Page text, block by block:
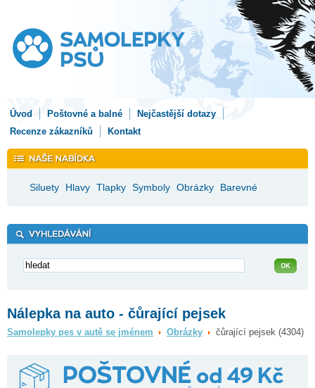
Úvod Poštovné a balné
Nejčastější dotazy
Recenze zákazníků
Kontakt
Siluety Hlavy Tlapky Symboly Obrázky Barevné
Nálepka na auto - čůrající pejsek
Samolepky pes v autě se jménem Obrázky čůrající pejsek (4304)